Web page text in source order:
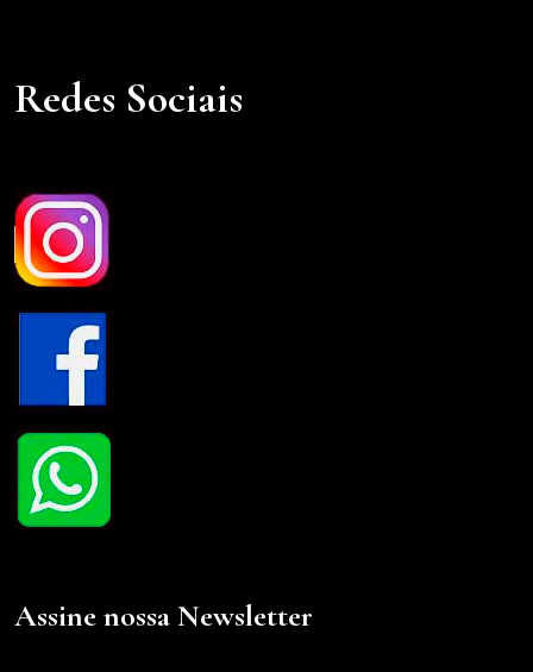
Redes Sociais
Assine nossa Newsletter